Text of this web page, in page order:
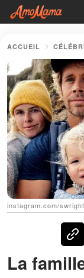
ACCUEIL
instagram.com/
La